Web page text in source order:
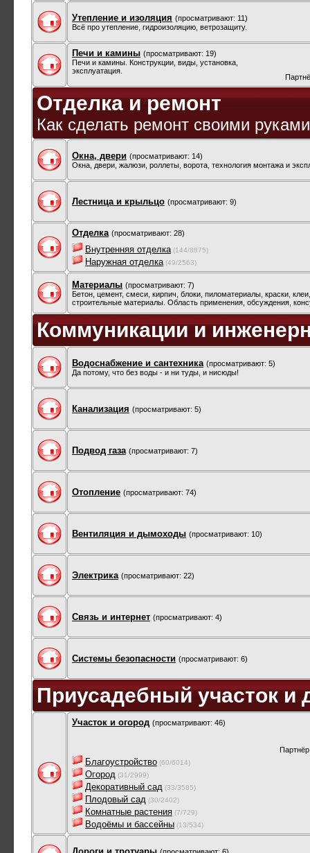
Утепление и изоляция (просматривают: 11)
Всё про утепление, гидроизоляцию, ветрозащиту.
Печи и камины (просматривают: 19)
Печи и камины. Конструкции, виды, установка,
эксплуатация.
Отделка и ремонт
Как сделать ремонт своими
Окна, двери (просматривают: 14)
Окна, двери, жалюзи, роллеты, ворота, технология монтажа и
Лестница и крыльцо (просматривают: 9)
Отделка (просматривают: 28)
Внутренняя отделка (144/8875)
Наружная отделка (49/2563)
Материалы (просматривают: 7)
Бетон, цемент, смеси, кирпич, блоки, пиломатериалы, краски,
строительные материалы. Область применения, обсуждения,
Коммуникации и
Водоснабжение и сантехника (просматривают: 5)
Да потому, что без воды - и ни туды, и нисюды!
Канализация (просматривают: 5)
Подвод газа (просматривают: 7)
Отопление (просматривают: 74)
Вентиляция и дымоходы (просматривают: 10)
Электрика (просматривают: 22)
Связь и интернет (просматривают: 4)
Системы безопасности (просматривают: 6)
Приусадебный участок и
Участок и огород (просматривают: 46)
Благоустройство (60/6014)
Огород (31/2999)
Декоративный сад (33/3585)
Плодовый сад (30/2402)
Комнатные растения (7/729)
Водоёмы и бассейны (13/534)